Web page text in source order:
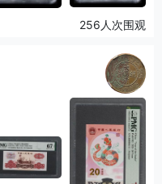
256人次围观